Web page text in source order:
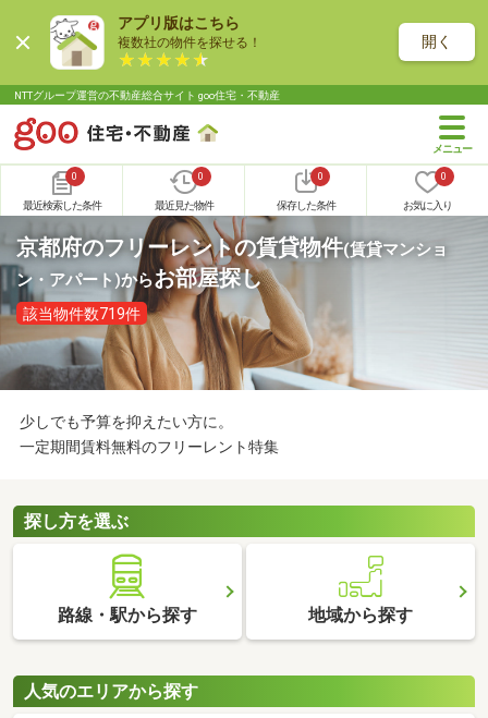
アプリ版はこちら
複数社の物件を探せる！ 開く
NTTグループ運営の不動産総合サイト goo住宅・不動産
0
最近検索した条件
0
最近見た物件
0
保存した条件
0
お気に入り
京都府のフリーレントの賃貸物件(賃貸マンショ
ン・アパート)からお部屋探し
該当物件数719件
少しでも予算を抑えたい方に。
一定期間賃料無料のフリーレント特集
探し方を選ぶ
路線・駅から探す 地域から探す
人気のエリアから探す